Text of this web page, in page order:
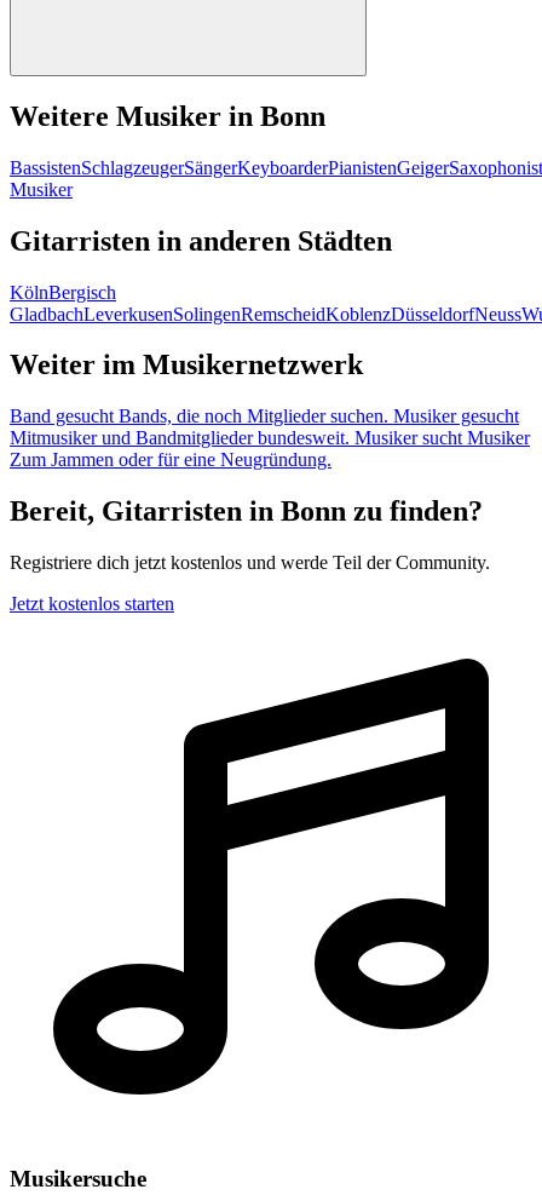
Weitere Musiker in Bonn
BassistenSchlagzeugerSängerKeyboarderPianistenGeiger
Musiker
Gitarristen in anderen Städten
KölnBergisch
GladbachLeverkusenSolingenRemscheidKoblenzDüsseldorfNeuss
Weiter im Musikernetzwerk
Band gesucht Bands, die noch Mitglieder suchen. Musiker gesucht
Mitmusiker und Bandmitglieder bundesweit. Musiker sucht Musiker
Zum Jammen oder für eine Neugründung.
Bereit, Gitarristen in Bonn zu finden?
Registriere dich jetzt kostenlos und werde Teil der Community.
Jetzt kostenlos starten
Musikersuche